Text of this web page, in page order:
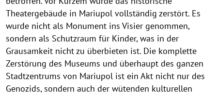
Theatergebäude in Mariupol vollständig zerstört. Es
wurde nicht als Monument ins Visier genommen,
sondern als Schutzraum für Kinder, was in der
Grausamkeit nicht zu überbieten ist. Die komplette
Zerstörung des Museums und überhaupt des ganzen
Stadtzentrums von Mariupol ist ein Akt nicht nur des
Genozids, sondern auch der wütenden kulturellen